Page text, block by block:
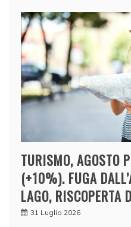
TURISMO, AGOSTO
(+10%). FUGA
LAGO, RISCOPERTA
31 Luglio 2026